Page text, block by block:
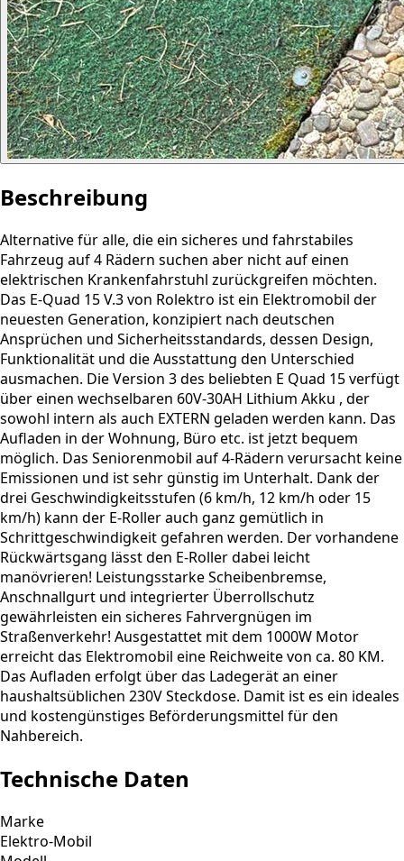
Beschreibung
Alternative für alle, die ein sicheres und fahrstabiles
Fahrzeug auf 4 Rädern suchen aber nicht auf einen
elektrischen Krankenfahrstuhl zurückgreifen möchten.
Das E-Quad 15 V.3 von Rolektro ist ein Elektromobil der
neuesten Generation, konzipiert nach deutschen
Ansprüchen und Sicherheitsstandards, dessen Design,
Funktionalität und die Ausstattung den Unterschied
ausmachen. Die Version 3 des beliebten E Quad 15 verfügt
über einen wechselbaren 60V-30AH Lithium Akku , der
sowohl intern als auch EXTERN geladen werden kann. Das
Aufladen in der Wohnung, Büro etc. ist jetzt bequem
möglich. Das Seniorenmobil auf 4-Rädern verursacht keine
Emissionen und ist sehr günstig im Unterhalt. Dank der
drei Geschwindigkeitsstufen (6 km/h, 12 km/h oder 15
km/h) kann der E-Roller auch ganz gemütlich in
Schrittgeschwindigkeit gefahren werden. Der vorhandene
Rückwärtsgang lässt den E-Roller dabei leicht
manövrieren! Leistungsstarke Scheibenbremse,
Anschnallgurt und integrierter Überrollschutz
gewährleisten ein sicheres Fahrvergnügen im
Straßenverkehr! Ausgestattet mit dem 1000W Motor
erreicht das Elektromobil eine Reichweite von ca. 80 KM.
Das Aufladen erfolgt über das Ladegerät an einer
haushaltsüblichen 230V Steckdose. Damit ist es ein ideales
und kostengünstiges Beförderungsmittel für den
Nahbereich.
Technische Daten
Marke
Elektro-Mobil